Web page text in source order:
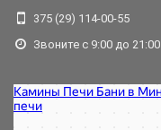
375 (29) 114-00-55
Звоните с 9:00 до 21:00